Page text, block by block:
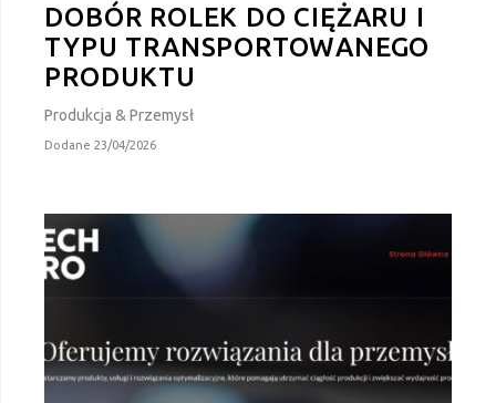
DOBÓR ROLEK DO CIĘŻARU I
TYPU TRANSPORTOWANEGO
PRODUKTU
Produkcja & Przemysł
Dodane 23/04/2026